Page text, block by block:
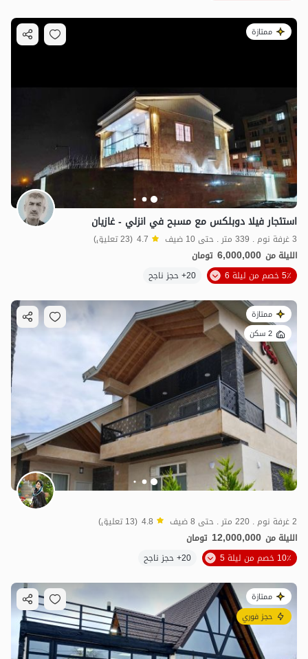
ممتازة
استئجار فيلا دوبلكس مع مسبح في انزلي - غازيان
3 غرفة نوم . 339 متر . حتى 10 ضيف 4.7 (23 تعليق)
الليلة من 6,000,000 تومان
5٪ خصم من ليلة 6
20+ حجز ناجح
ممتازة
2 سكن
2 غرفة نوم . 220 متر . حتى 8 ضيف 4.8 (13 تعليق)
الليلة من 12,000,000 تومان
10٪ خصم من ليلة 5
20+ حجز ناجح
ممتازة
حجز فوري